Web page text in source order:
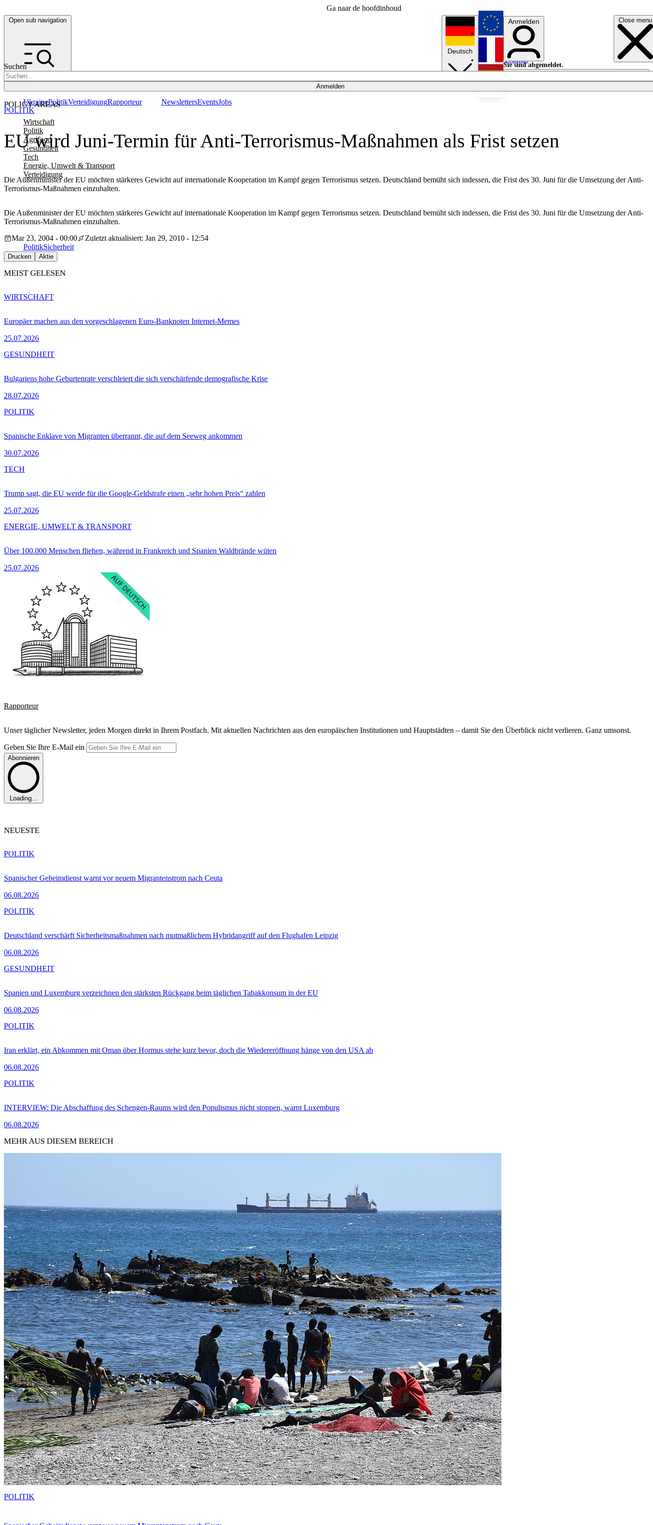
Ga naar de hoofdinhoud
Open sub navigation Close menu
Suchen
Anmelden
POLICY AREAS
Wirtschaft
Politik
Agrifood
Gesundheit
Tech
Energie, Umwelt & Transport
Verteidigung
UkrainePolitikVerteidigungRapporteur NewslettersEventsJobs
Deutsch
English
Français
Anmelden
Sie sind abgemeldet.
Anmelden
Licht aus
EU wird Juni-Termin für Anti-Terrorismus-Maßnahmen als Frist setzen
Die Außenminister der EU möchten stärkeres Gewicht auf internationale Kooperation im Kampf gegen Terrorismus setzen. Deutschland bemüht sich indessen, die Frist des 30. Juni für die Umsetzung der Anti-
Terrorismus-Maßnahmen einzuhalten.
POLITIK
Die Außenminister der EU möchten stärkeres Gewicht auf internationale Kooperation im Kampf gegen Terrorismus setzen. Deutschland bemüht sich indessen, die Frist des 30. Juni für die Umsetzung der Anti-
Terrorismus-Maßnahmen einzuhalten.
Mar 23, 2004 - 00:00
Zuletzt aktualisiert: Jan 29, 2010 - 12:54
PolitikSicherheit
Drucken Aktie
MEIST GELESEN
Europäer machen aus den vorgeschlagenen Euro-Banknoten Internet-Memes
25.07.2026
WIRTSCHAFT
Bulgariens hohe Geburtenrate verschleiert die sich verschärfende demografische Krise
28.07.2026
GESUNDHEIT
Spanische Enklave von Migranten überrannt, die auf dem Seeweg ankommen
30.07.2026
POLITIK
Trump sagt, die EU werde für die Google-Geldstrafe einen „sehr hohen Preis“ zahlen
25.07.2026
TECH
Über 100.000 Menschen fliehen, während in Frankreich und Spanien Waldbrände wüten
25.07.2026
ENERGIE, UMWELT & TRANSPORT
Rapporteur
Unser täglicher Newsletter, jeden Morgen direkt in Ihrem Postfach. Mit aktuellen Nachrichten aus den europäischen Institutionen und Hauptstädten – damit Sie den Überblick nicht verlieren. Ganz umsonst.
Geben Sie Ihre E-Mail ein
Abonnieren
Loading...
NEUESTE
Spanischer Geheimdienst warnt vor neuem Migrantenstrom nach Ceuta
06.08.2026
POLITIK
Deutschland verschärft Sicherheitsmaßnahmen nach mutmaßlichem Hybridangriff auf den Flughafen Leipzig
06.08.2026
POLITIK
Spanien und Luxemburg verzeichnen den stärksten Rückgang beim täglichen Tabakkonsum in der EU
06.08.2026
GESUNDHEIT
Iran erklärt, ein Abkommen mit Oman über Hormus stehe kurz bevor, doch die Wiedereröffnung hänge von den USA ab
06.08.2026
POLITIK
INTERVIEW: Die Abschaffung des Schengen-Raums wird den Populismus nicht stoppen, warnt Luxemburg
06.08.2026
POLITIK
MEHR AUS DIESEM BEREICH
POLITIK